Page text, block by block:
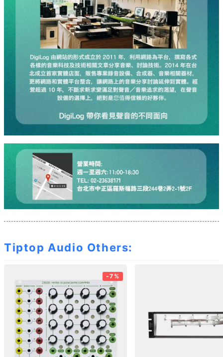
Tiptop Audio Others:
-7%